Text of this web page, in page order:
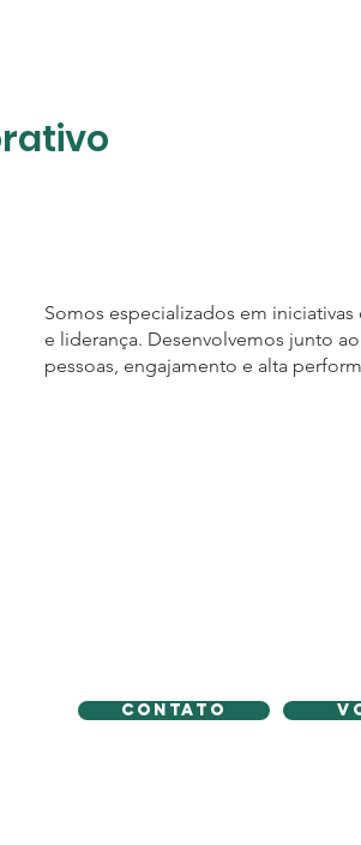
Somos especializados em
e liderança. Desenvolvemos junto
pessoas, engajamento e alta
CONTATO